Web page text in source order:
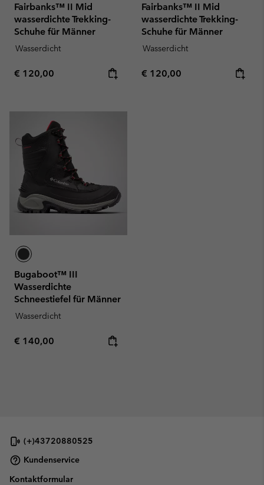
Fairbanks™ II Mid
wasserdichte Trekking-
Schuhe für Männer
Wasserdicht
Regular price:
€ 120,00
Fairbanks™ II Mid
wasserdichte Trekking-
Schuhe für Männer
Wasserdicht
Regular price:
€ 120,00
Bugaboot™ III
Wasserdichte
Schneestiefel für Männer
Wasserdicht
Regular price:
€ 140,00
(+)43720880525
Kundenservice
Kontaktformular